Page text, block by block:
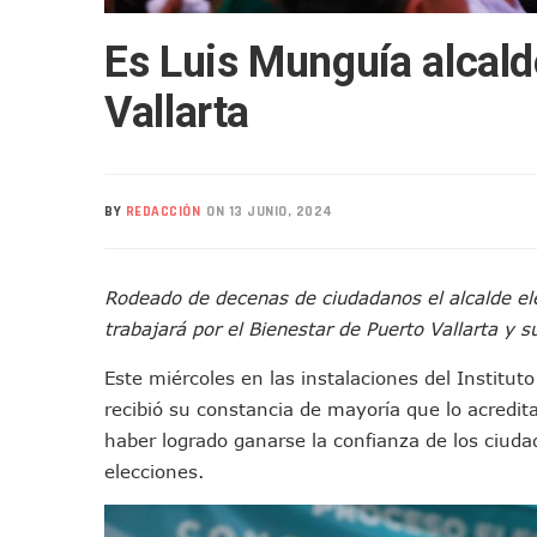
Mueren Cuatro Personas
Bruno Blancas Lleva El
Liberan 180 Crías De
Realizan Operativo
Semana Lluviosa Para
Voces Del Orgullo
Buques Mexicanos Parten
Nuevo Transporte Eléctrico
En Vallarta, Todos Los
Lluvias Y Oleaje Elevado
Es Luis Munguía
Vallarta
BY REDACCIÓN ON 13 JUNIO, 2024
Rodeado de decenas de ciudadanos el alcalde
trabajará por el Bienestar de Puerto Vallarta y
Este miércoles en las instalaciones del
recibió su constancia de mayoría que lo
haber logrado ganarse la confianza de los
elecciones.